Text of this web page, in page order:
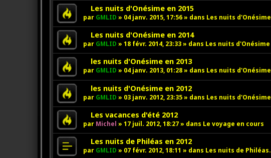
u
m
e
s
s
a
g
e
v
e
u
m
e
s
s
a
g
e
N
o
v
e
u
m
e
s
s
a
g
e
Les nuits d'Onésime en 2015
par GMLID » 04 janv. 2015, 17:56» dans Les nuits d'Onésime
N
o
v
e
u
m
e
s
a
g
e
Les nuits d'Onésime en 2014
par GMLID » 18 févr. 2014, 23:33» dans Les nuits d'Onésime
N
o
v
e
u
m
e
s
s
a
les nuits d'Onésime en 2013
par GMLID » 04 janv. 2013, 01:28» dans Les nuits d'Onésime
N
o
v
e
u
m
e
les nuits d'Onésime en 2012
par GMLID » 03 janv. 2012, 23:35» dans Les nuits d'Onésime
N
o
v
e
Les vacances d'été 2012
par Michel » 17 juil. 2012, 18:27» dans Le voyage en cours
N
o
Les nuits de Philéas en 2012
par GMLID » 07 févr. 2012, 18:11 » dans Les nuits de Philéas.